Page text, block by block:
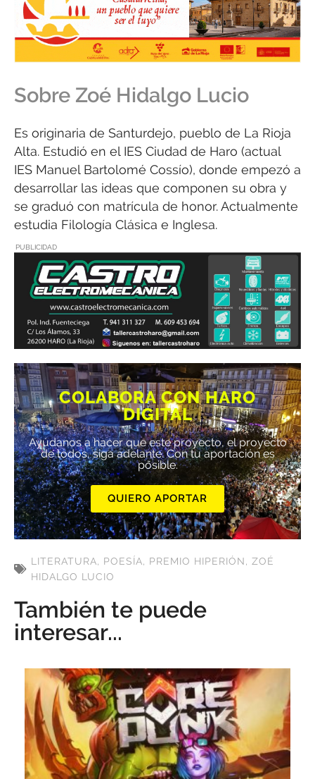
Sobre Zoé Hidalgo Lucio
Es originaria de Santurdejo, pueblo de La Rioja
Alta. Estudió en el IES Ciudad de Haro (actual
IES Manuel Bartolomé Cossío), donde empezó a
desarrollar las ideas que componen su obra y
se graduó con matrícula de honor. Actualmente
estudia Filología Clásica e Inglesa.
PUBLICIDAD
COLABORA CON HARO
DIGITAL
Ayúdanos a hacer que este proyecto, el proyecto
de todos, siga adelante. Con tu aportación es
posible.
QUIERO APORTAR
LITERATURA, POESÍA, PREMIO HIPERIÓN, ZOÉ
HIDALGO LUCIO
También te puede
interesar...